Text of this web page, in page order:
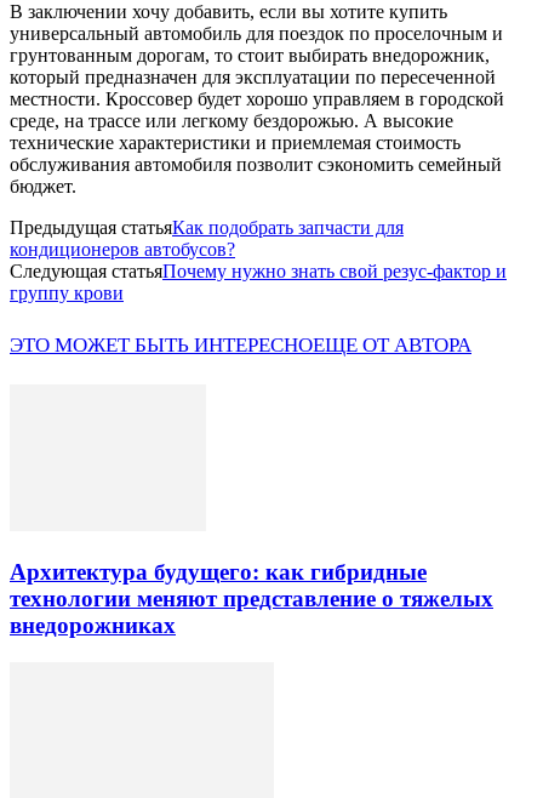
В заключении хочу добавить, если вы хотите купить
универсальный автомобиль для поездок по проселочным и
грунтованным дорогам, то стоит выбирать внедорожник,
который предназначен для эксплуатации по пересеченной
местности. Кроссовер будет хорошо управляем в городской
среде, на трассе или легкому бездорожью. А высокие
технические характеристики и приемлемая стоимость
обслуживания автомобиля позволит сэкономить семейный
бюджет.
Предыдущая статьяКак подобрать запчасти для
кондиционеров автобусов?
Следующая статьяПочему нужно знать свой резус-фактор и
группу крови
ЭТО МОЖЕТ БЫТЬ ИНТЕРЕСНОЕЩЕ ОТ АВТОРА
Архитектура будущего: как гибридные
технологии меняют представление о тяжелых
внедорожниках